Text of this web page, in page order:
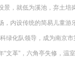
景，就低为溪池，弃土
，内设传统的简易儿童
绿化队领导，成为南京
文革”，六角亭失修，温